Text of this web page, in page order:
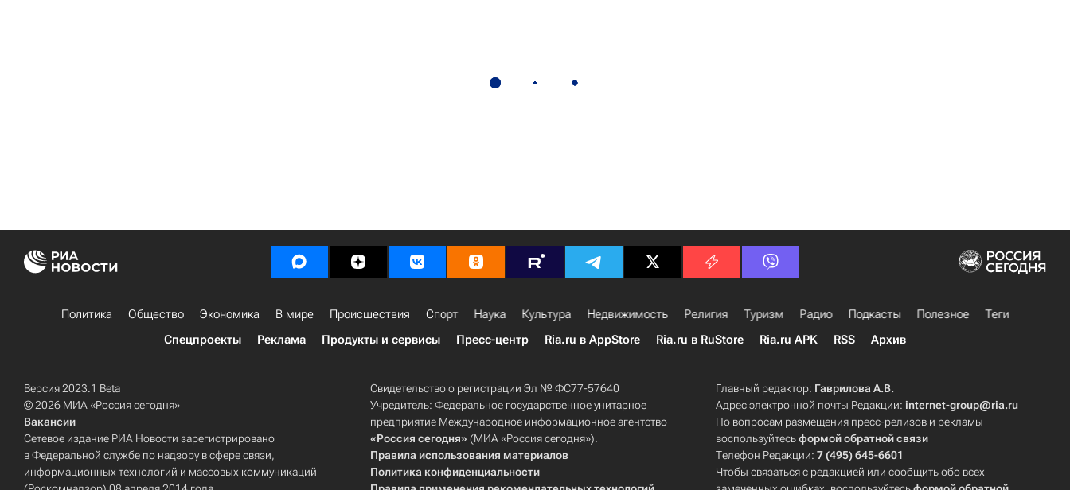
Политика Общество Экономика В мире Происшествия Спорт Наука Культура Недвижимость Религия Туризм Радио Подкасты Полезное
Теги
Спецпроекты
Реклама Продукты и сервисы Пресс-центр Ria.ru в AppStore Ria.ru в RuStore Ria.ru APK RSS Архив
Версия 2023.1 Beta
© 2026 МИА «Россия сегодня»
Вакансии
Сетевое издание РИА Новости зарегистрировано
в Федеральной службе по надзору в сфере связи,
информационных технологий и массовых коммуникаций
Свидетельство о регистрации Эл № ФС77-57640
Учредитель: Федеральное государственное унитарное
предприятие Международное информационное агентство
«Россия сегодня» (МИА «Россия сегодня»).
Правила использования материалов
Политика конфиденциальности
Главный редактор: Гаврилова А.В.
Адрес электронной почты Редакции:internet-group@ria.ru
По вопросам размещения пресс-релизов и рекламы
воспользуйтесьформой обратной связи
Телефон Редакции:7 (495) 645-6601
Чтобы связаться с редакцией или сообщить обо всех